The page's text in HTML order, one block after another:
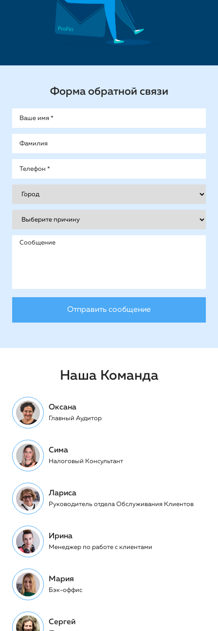
Форма обратной связи
Наша Команда
Оксана
Главный Аудитор
Сима
Налоговый Консультант
Лариса
Руководитель отдела Обслуживания Клиентов
Ирина
Менеджер по работе с клиентами
Мария
Бэк-оффис
Сергей